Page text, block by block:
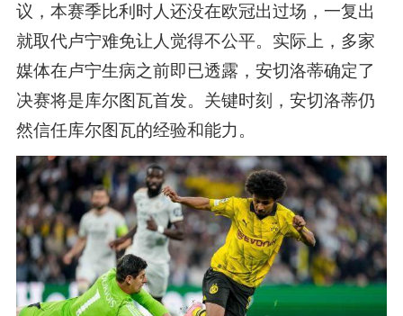
议，本赛季比利时人还没在欧冠出过场，一复出
就取代卢宁难免让人觉得不公平。实际上，多家
媒体在卢宁生病之前即已透露，安切洛蒂确定了
决赛将是库尔图瓦首发。关键时刻，安切洛蒂仍
然信任库尔图瓦的经验和能力。